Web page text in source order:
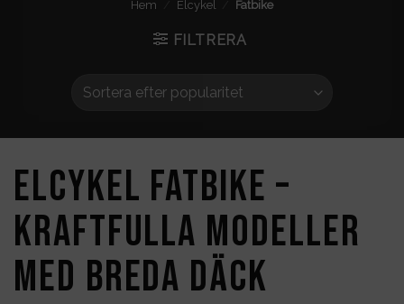
Hem Elcykel Fatbike
FILTRERA
Elcykel Fatbike –
Kraftfulla modeller
med breda däck